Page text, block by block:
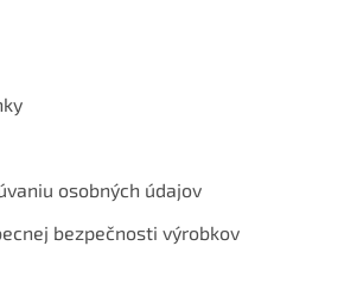
osobných údajov
bezpečnosti výrobkov